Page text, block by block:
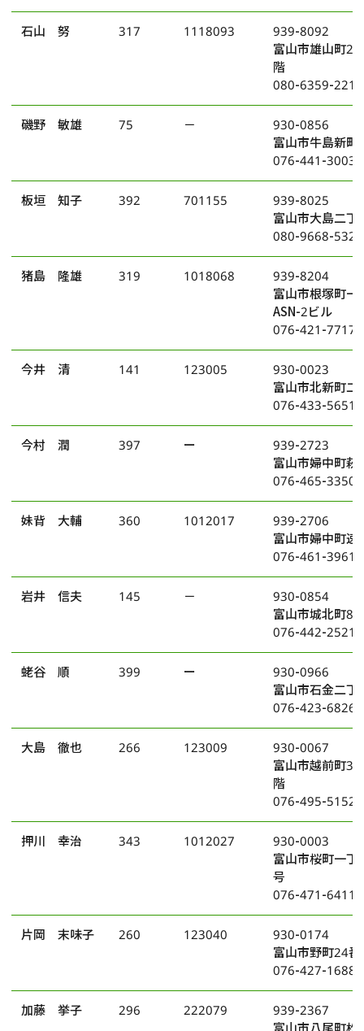
石山 努 317 1118093
939-8092
富山市雄山町2
階
080-6359-2213
磯野 敏雄 75 －
930-0856
富山市牛島新町
076-441-3003
板垣 知子 392 701155
939-8025
富山市大島二
080-9668-5325
猪島 隆雄 319 1018068
939-8204
富山市根塚町
ASN-2ビル
076-421-7717
今井 清 141 123005
930-0023
富山市北新町二
076-433-5651
今村 潤 397 ー
939-2723
富山市婦中町萩
076-465-3350
妹背 大輔 360 1012017
939-2706
富山市婦中町
076-461-3961
岩井 信夫 145 －
930-0854
富山市城北町8
076-442-2521
蛯谷 順 399 ー
930-0966
富山市石金二丁
076-423-6826
大島 徹也 266 123009
930-0067
富山市越前町3
階
076-495-5152
押川 幸治 343 1012027
930-0003
富山市桜町一
号
076-471-6411
片岡 末味子 260 123040
930-0174
富山市野町24
076-427-1688
加藤 挙子 296 222079
939-2367
富山市八尾町松